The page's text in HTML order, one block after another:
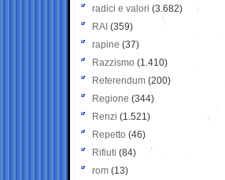
radici e valori (3.682)
RAI (359)
rapine (37)
Razzismo (1.410)
Referendum (200)
Regione (344)
Renzi (1.521)
Repetto (46)
Rifiuti (84)
rom (13)